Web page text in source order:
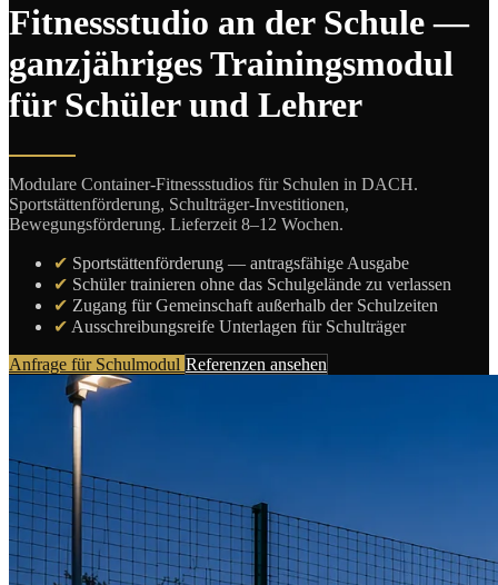
Fitnessstudio an der Schule —
ganzjähriges Trainingsmodul
für Schüler und Lehrer
Modulare Container-Fitnessstudios für Schulen in DACH.
Sportstättenförderung, Schulträger-Investitionen,
Bewegungsförderung. Lieferzeit 8–12 Wochen.
✔ Sportstättenförderung — antragsfähige Ausgabe
✔ Schüler trainieren ohne das Schulgelände zu verlassen
✔ Zugang für Gemeinschaft außerhalb der Schulzeiten
✔ Ausschreibungsreife Unterlagen für Schulträger
Anfrage für Schulmodul Referenzen ansehen